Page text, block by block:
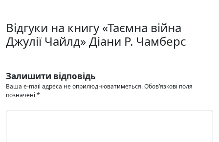
Відгуки на книгу «Таємна війна
Джулії Чайлд» Діани Р. Чамберс
Залишити відповідь
Ваша e-mail адреса не оприлюднюватиметься.Обов’язкові поля
позначені *